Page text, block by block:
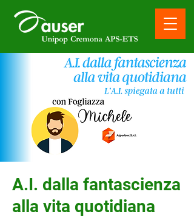
A.I. dalla fantascienza
alla vita quotidiana